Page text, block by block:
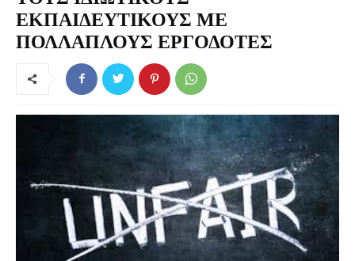
ΕΚΠΑΙΔΕΥΤΙΚΟΥΣ ΜΕ
ΠΟΛΛΑΠΛΟΥΣ ΕΡΓΟΔΟΤΕΣ